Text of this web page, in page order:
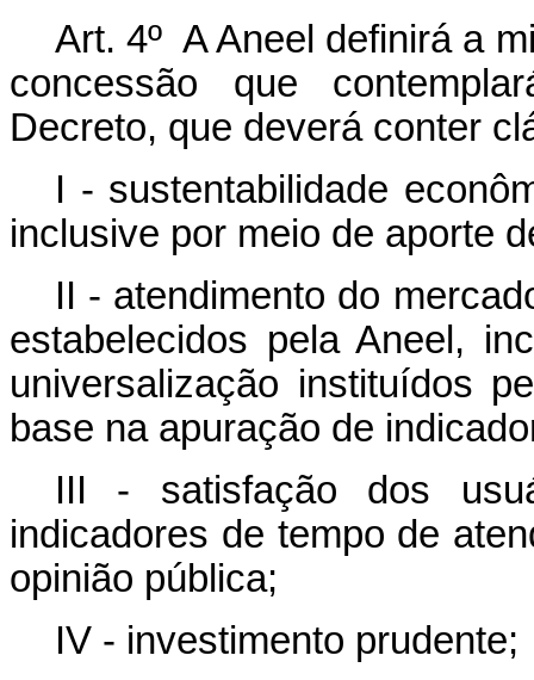
Art. 4º A Aneel definirá a
concessão que
Decreto, que deverá conter
I - sustentabilidade
inclusive por meio de aporte
II - atendimento do
estabelecidos pela Aneel,
universalização instituídos
base na apuração de
III - satisfação dos
indicadores de tempo de
opinião pública;
IV - investimento prudente;